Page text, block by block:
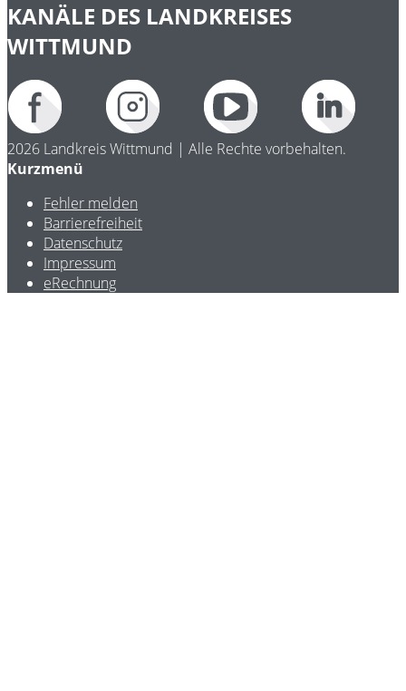
KANÄLE DES LANDKREISES
WITTMUND
2026 Landkreis Wittmund | Alle Rechte vorbehalten.
Kurzmenü
Fehler melden
Barrierefreiheit
Datenschutz
Impressum
eRechnung